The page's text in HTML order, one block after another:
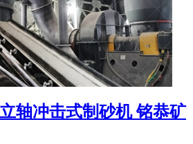
轴冲击式制砂机 铭恭矿